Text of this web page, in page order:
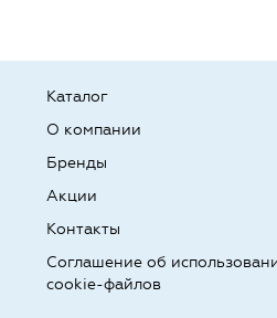
Каталог
О компании
Бренды
Акции
Контакты
Соглашение об
cookie-файлов